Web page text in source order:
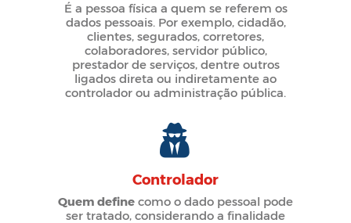
É a pessoa física a quem se referem os
dados pessoais. Por exemplo, cidadão,
clientes, segurados, corretores,
colaboradores, servidor público,
prestador de serviços, dentre outros
ligados direta ou indiretamente ao
controlador ou administração pública.
Controlador
Quem define como o dado pessoal pode
ser tratado, considerando a finalidade